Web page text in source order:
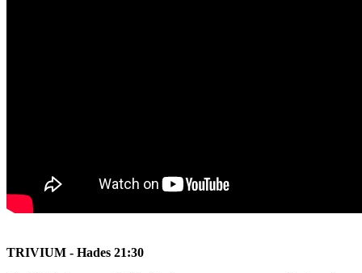
TRIVIUM - Hades 21:30